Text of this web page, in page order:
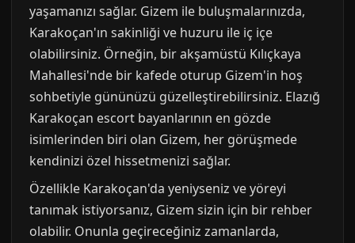
yaşamanızı sağlar. Gizem ile buluşmalarınızda,
Karakoçan'ın sakinliği ve huzuru ile iç içe
olabilirsiniz. Örneğin, bir akşamüstü Kılıçkaya
Mahallesi'nde bir kafede oturup Gizem'in hoş
sohbetiyle gününüzü güzelleştirebilirsiniz. Elazığ
Karakoçan escort bayanlarının en gözde
isimlerinden biri olan Gizem, her görüşmede
kendinizi özel hissetmenizi sağlar.
Özellikle Karakoçan'da yeniyseniz ve yöreyi
tanımak istiyorsanız, Gizem sizin için bir rehber
olabilir. Onunla geçireceğiniz zamanlarda,